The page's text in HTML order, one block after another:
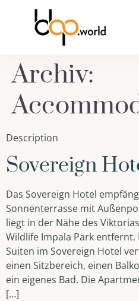
Archiv:
Description
Sovereign
Das Sovereign Hotel
Sonnenterrasse mit
liegt in der Nähe des
Wildlife Impala Park
Suiten im Sovereign Hotel
einen Sitzbereich, einen
ein eigenes Bad. Die
[…]